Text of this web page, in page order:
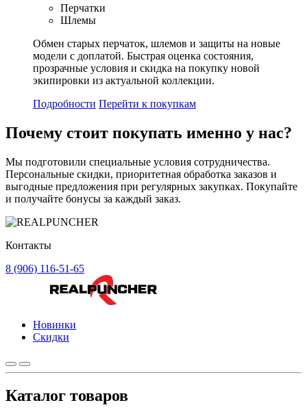
Перчатки
Шлемы
Обмен старых перчаток, шлемов и защиты на новые
модели с доплатой. Быстрая оценка состояния,
прозрачные условия и скидка на покупку новой
экипировки из актуальной коллекции.
Подробности Перейти к покупкам
Почему стоит покупать именно у нас?
Мы подготовили специальные условия сотрудничества.
Персональные скидки, приоритетная обработка заказов и
выгодные предложения при регулярных закупках. Покупайте
и получайте бонусы за каждый заказ.
Контакты
8 (906) 116-51-65
Новинки
Скидки
Каталог товаров